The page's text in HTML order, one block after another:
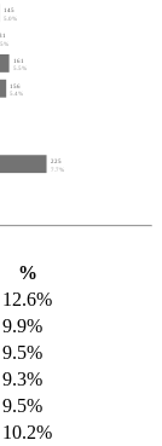
145
5.0%
161
5.5%
156
5.4%
225
7.7%
%
12.6%
9.9%
9.5%
9.3%
9.5%
10.2%